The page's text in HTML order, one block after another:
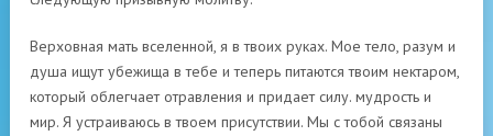
Верховная мать вселенной, я в твоих руках. Мое тело, разум и
душа ищут убежища в тебе и теперь питаются твоим нектаром,
который облегчает отравления и придает силу. мудрость и
мир. Я устраиваюсь в твоем присутствии. Мы с тобой связаны